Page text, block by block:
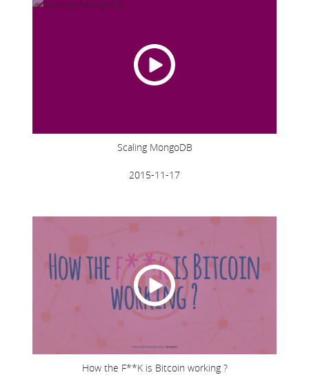
Scaling MongoDB
2015-11-17
How the F**K is Bitcoin working ?